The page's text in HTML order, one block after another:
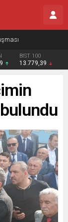
BIST 100
13.779,39